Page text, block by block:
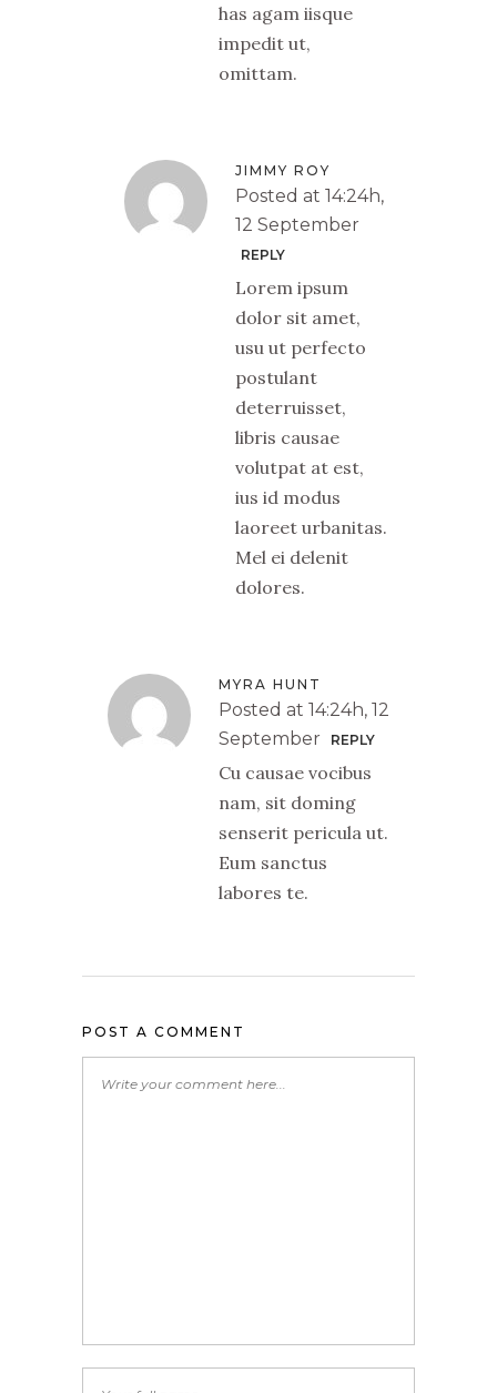
has agam iisque
impedit ut,
omittam.
JIMMY ROY
Posted at 14:24h,
12 September
REPLY
Lorem ipsum
dolor sit amet,
usu ut perfecto
postulant
deterruisset,
libris causae
volutpat at est,
ius id modus
laoreet urbanitas.
Mel ei delenit
dolores.
MYRA HUNT
Posted at 14:24h, 12
September
REPLY
Cu causae vocibus
nam, sit doming
senserit pericula ut.
Eum sanctus
labores te.
POST A COMMENT